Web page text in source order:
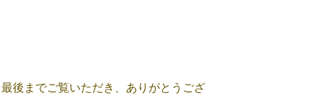
最後までご覧いただき、ありがとうござ